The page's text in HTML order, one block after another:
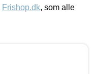
Frishop.dk, som alle